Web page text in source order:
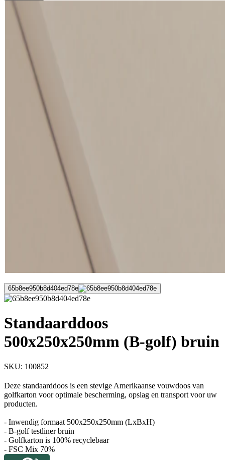
65b8ee950b8d404ed78e
Standaarddoos
500x250x250mm (B-golf) bruin
SKU: 100852
Deze standaarddoos is een stevige Amerikaanse vouwdoos van
golfkarton voor optimale bescherming, opslag en transport voor uw
producten.
- Inwendig formaat 500x250x250mm (LxBxH)
- B-golf testliner bruin
- Golfkarton is 100% recyclebaar
- FSC Mix 70%